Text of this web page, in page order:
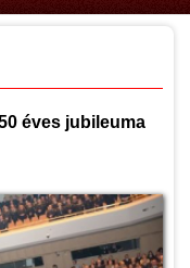
éves jubileuma